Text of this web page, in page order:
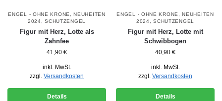
ENGEL - OHNE KRONE ,NEUHEITEN
2024 ,SCHUTZENGEL
Figur mit Herz, Lotte als
Zahnfee
41,90 €
inkl. MwSt.
zzgl. Versandkosten
Details
ENGEL - OHNE KRONE ,NEUHEITEN
2024 ,SCHUTZENGEL
Figur mit Herz, Lotte mit
Schwibbogen
40,90 €
inkl. MwSt.
zzgl. Versandkosten
Details